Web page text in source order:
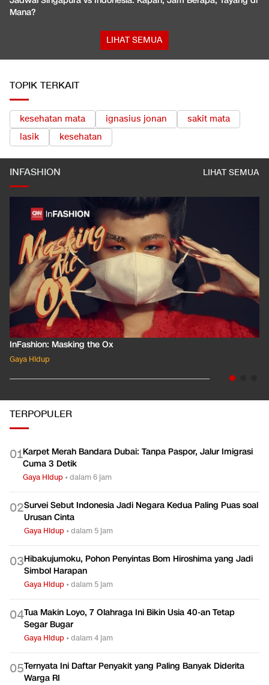
Mana?
LIHAT SEMUA
TOPIK TERKAIT
kesehatan mata ignasius jonan
sakit mata
lasik
kesehatan
INFASHION LIHAT SEMUA
InFashion: Masking the Ox
Gaya Hidup
TERPOPULER
01Karpet Merah Bandara Dubai: Tanpa Paspor, Jalur Imigrasi
Cuma 3 Detik
Gaya Hidup •dalam 6 jam
02Survei Sebut Indonesia Jadi Negara Kedua Paling Puas soal
Urusan Cinta
Gaya Hidup •dalam 5 jam
03Hibakujumoku, Pohon Penyintas Bom Hiroshima yang Jadi
Simbol Harapan
Gaya Hidup •dalam 5 jam
04Tua Makin Loyo, 7 Olahraga Ini Bikin Usia 40-an Tetap
Segar Bugar
Gaya Hidup •dalam 4 jam
05Ternyata Ini Daftar Penyakit yang Paling Banyak Diderita
Warga RI